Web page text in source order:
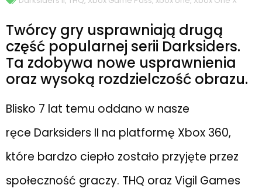
Twórcy gry usprawniają drugą
część popularnej serii Darksiders.
Ta zdobywa nowe usprawnienia
oraz wysoką rozdzielczość obrazu.
Blisko 7 lat temu oddano w nasze
ręce Darksiders II na platformę Xbox 360,
które bardzo ciepło zostało przyjęte przez
społeczność graczy. THQ oraz Vigil Games